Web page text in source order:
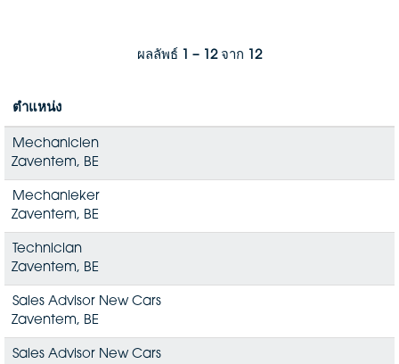
ผลลัพธ์ 1 – 12จาก 12
ตำแหน่ง
Mechanicien
Zaventem, BE
Mechanieker
Zaventem, BE
Technician
Zaventem, BE
Sales Advisor New Cars
Zaventem, BE
Sales Advisor New Cars